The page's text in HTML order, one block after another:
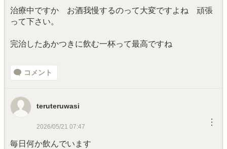
治療中ですか お酒我慢するのって大変ですよね 頑張
って下さい。
完治したあかつきに飲む一杯って最高ですね
コメント
teruteruwasi
2026/05/21 07:47 ︙
毎日何か飲んでいます